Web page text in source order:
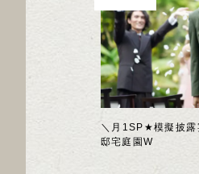
＼月1SP★模擬披露
邸宅庭園W